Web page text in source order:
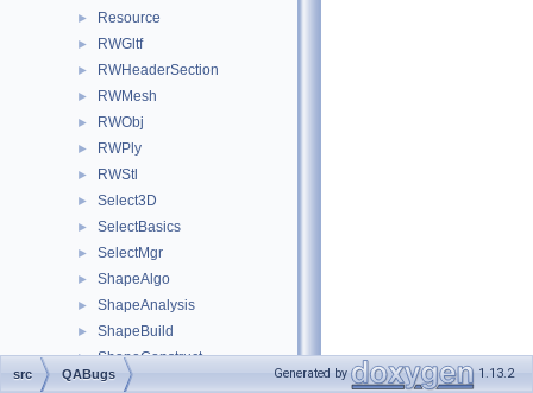
► Resource
► RWGltf
► RWHeaderSection
► RWMesh
► RWObj
► RWPly
► RWStl
► Select3D
► SelectBasics
► SelectMgr
► ShapeAlgo
► ShapeAnalysis
► ShapeBuild
► ShapeConstruct
► ShapeCustom
src QABugs Generated by 1.13.2